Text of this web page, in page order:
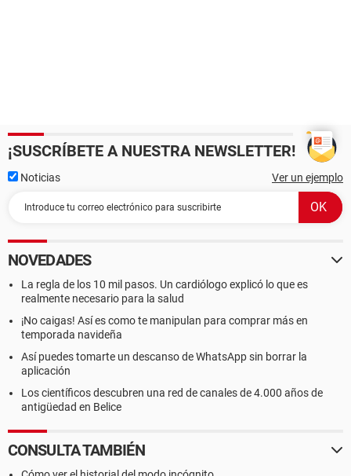
¡SUSCRÍBETE A NUESTRA NEWSLETTER!
Noticias Ver un ejemplo
NOVEDADES
La regla de los 10 mil pasos. Un cardiólogo explicó lo que es
realmente necesario para la salud
¡No caigas! Así es como te manipulan para comprar más en
temporada navideña
Así puedes tomarte un descanso de WhatsApp sin borrar la
aplicación
Los científicos descubren una red de canales de 4.000 años de
antigüedad en Belice
CONSULTA TAMBIÉN